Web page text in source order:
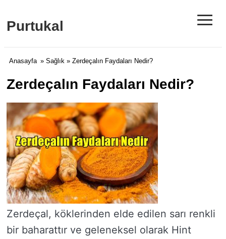
Purtukal ≡
Anasayfa » Sağlık » Zerdeçalın Faydaları Nedir?
Zerdeçalın Faydaları Nedir?
Zerdeçal, köklerinden elde edilen sarı renkli
bir baharattır ve geleneksel olarak Hint